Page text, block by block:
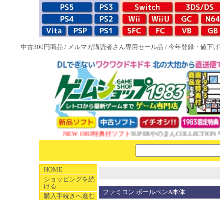
中古300円商品 / メルマガ購読者さん専用セール品 / 今年登録・値下
NEW 1983特典付ソフトSUPERやのまんCOLLECTION 学校
HOME
ショッピングを続
ける
購入手続きへ進む
ファミコン ボールペンA本体